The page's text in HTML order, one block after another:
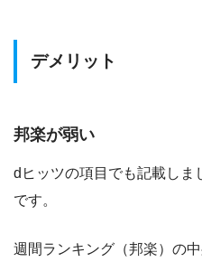
デメリット
邦楽が弱い
dヒッツの項目でも記載しま
です。
週間ランキング（邦楽）の